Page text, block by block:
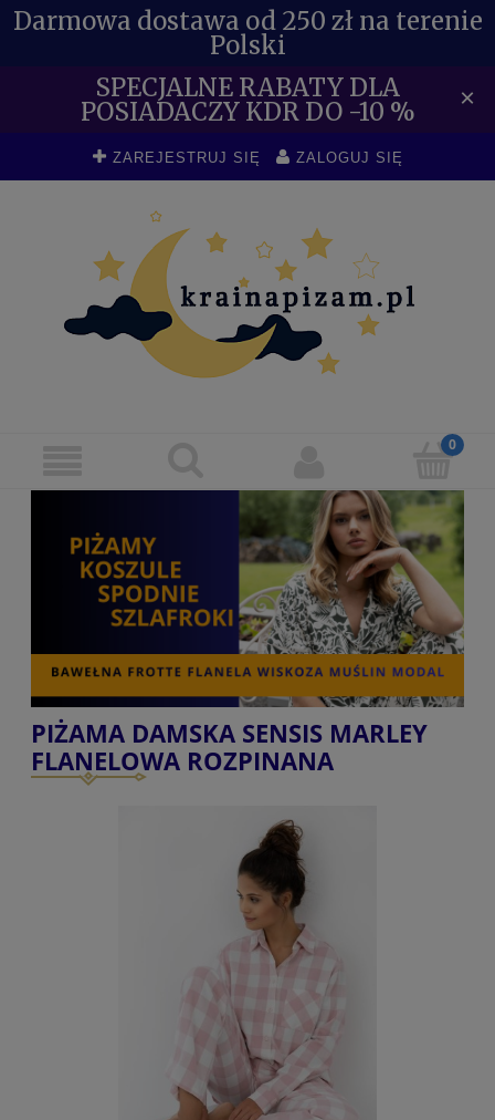
Darmowa dostawa od 250 zł na terenie
Polski
SPECJALNE RABATY DLA
POSIADACZY KDR DO -10 % ×
ZAREJESTRUJ SIĘ ZALOGUJ SIĘ
PIŻAMA DAMSKA SENSIS MARLEY
FLANELOWA ROZPINANA